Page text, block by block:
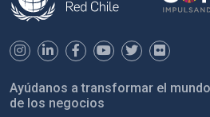
Ayúdanos a transformar el
de los negocios